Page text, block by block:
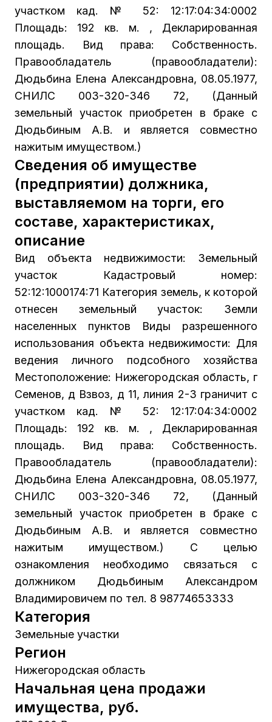
участком кад. № 52: 12:17:04:34:0002
Площадь: 192 кв. м. , Декларированная
площадь. Вид права: Собственность.
Правообладатель (правообладатели):
Дюдьбина Елена Александровна, 08.05.1977,
СНИЛС 003-320-346 72, (Данный
земельный участок приобретен в браке с
Дюдьбиным А.В. и является совместно
нажитым имуществом.)
Сведения об имуществе
(предприятии) должника,
выставляемом на торги, его
составе, характеристиках,
описание
Вид объекта недвижимости: Земельный
участок Кадастровый номер:
52:12:1000174:71 Категория земель, к которой
отнесен земельный участок: Земли
населенных пунктов Виды разрешенного
использования объекта недвижимости: Для
ведения личного подсобного хозяйства
Местоположение: Нижегородская область, г
Семенов, д Взвоз, д 11, линия 2-3 граничит с
участком кад. № 52: 12:17:04:34:0002
Площадь: 192 кв. м. , Декларированная
площадь. Вид права: Собственность.
Правообладатель (правообладатели):
Дюдьбина Елена Александровна, 08.05.1977,
СНИЛС 003-320-346 72, (Данный
земельный участок приобретен в браке с
Дюдьбиным А.В. и является совместно
нажитым имуществом.) С целью
ознакомления необходимо связаться с
должником Дюдьбиным Александром
Владимировичем по тел. 8 98774653333
Категория
Земельные участки
Регион
Нижегородская область
Начальная цена продажи
имущества, руб.